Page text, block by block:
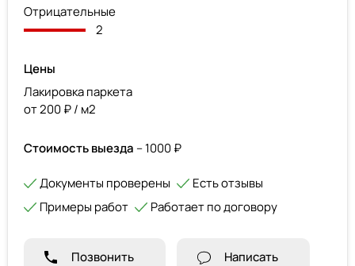
Отрицательные
2
Цены
Лакировка паркета
от 200 ₽ / м2
Стоимость выезда – 1000 ₽
Документы проверены
Есть отзывы
Примеры работ
Работает по договору
Позвонить Написать